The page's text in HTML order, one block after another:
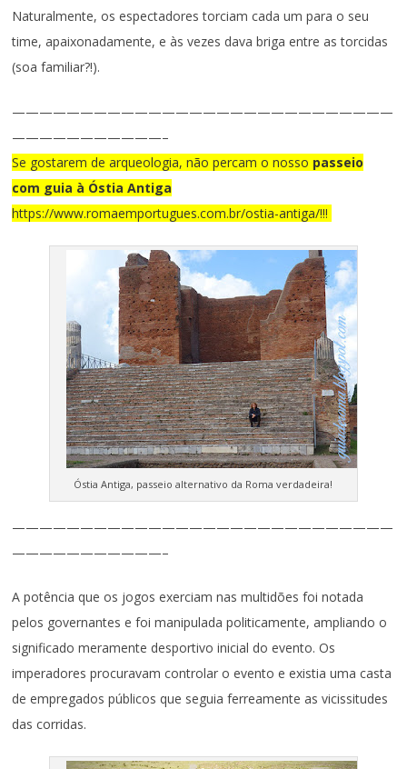
Naturalmente, os espectadores torciam cada um para o seu
time, apaixonadamente, e às vezes dava briga entre as torcidas
(soa familiar?!).
————————————————————————————
———————————–
Se gostarem de arqueologia, não percam o nosso passeio
com guia à Óstia Antiga
https://www.romaemportugues.com.br/ostia-antiga/!!!
Óstia Antiga, passeio alternativo da Roma verdadeira!
————————————————————————————
———————————–
A potência que os jogos exerciam nas multidões foi notada
pelos governantes e foi manipulada politicamente, ampliando o
significado meramente desportivo inicial do evento. Os
imperadores procuravam controlar o evento e existia uma casta
de empregados públicos que seguia ferreamente as vicissitudes
das corridas.